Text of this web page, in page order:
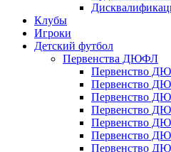
Клубы
Игроки
Детский футбол
Первенства ДЮФЛ
Первенство
Первенство
Первенство
Первенство
Первенство
Первенство
Первенство